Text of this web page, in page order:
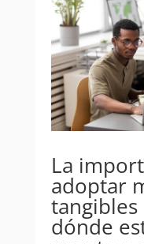
La
adoptar
tangibles
dónde